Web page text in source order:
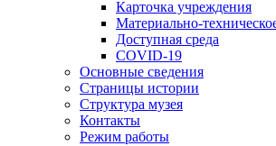
Карточка учреждения
Материально-
Доступная среда
COVID-19
Основные сведения
Страницы истории
Структура музея
Контакты
Режим работы